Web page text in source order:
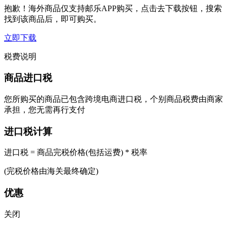
抱歉！海外商品仅支持邮乐APP购买，点击去下载按钮，搜索
找到该商品后，即可购买。
立即下载
税费说明
商品进口税
您所购买的商品已包含跨境电商进口税，个别商品税费由商家
承担，您无需再行支付
进口税计算
进口税 = 商品完税价格(包括运费) * 税率
(完税价格由海关最终确定)
优惠
关闭